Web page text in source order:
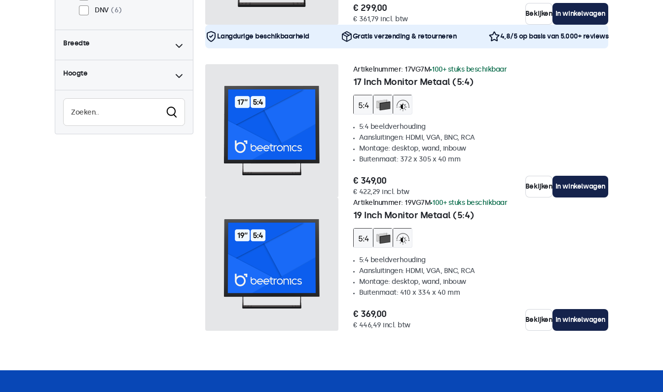
DNV
6
Breedte
Hoogte
€ 299,00
€ 361,79 incl. btw
Bekijken In winkelwagen
Langdurige beschikbaarheid Gratis verzending & retourneren 4,8/5 op basis van 5.000+ reviews
17 Inch Monitor Metaal (5:4)
Artikelnummer: 17VG7M 100+ stuks beschikbaar
5:4 beeldverhouding
Aansluitingen: HDMI, VGA, BNC, RCA
Montage: desktop, wand, inbouw
Buitenmaat: 372 x 305 x 40 mm
€ 349,00
€ 422,29 incl. btw
Bekijken In winkelwagen
19 Inch Monitor Metaal (5:4)
Artikelnummer: 19VG7M 100+ stuks beschikbaar
5:4 beeldverhouding
Aansluitingen: HDMI, VGA, BNC, RCA
Montage: desktop, wand, inbouw
Buitenmaat: 410 x 334 x 40 mm
€ 369,00
€ 446,49 incl. btw
Bekijken In winkelwagen